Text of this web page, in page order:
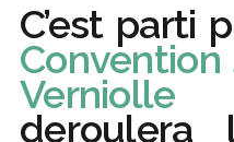
C’est parti
Verniolle
deroulera